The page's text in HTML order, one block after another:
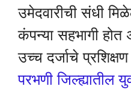
उमेदवारीची संधी
कंपन्या सहभागी होत
उच्च दर्जाचे
परभणी जिल्ह्यातील